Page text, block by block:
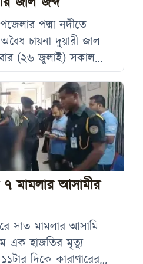
পদ্মা নদীতে
চায়না দুয়ারী জাল
পদ্মা নদীর বিভিন্ন
অভিযানে ৫২ টি
অবৈধ চায়না দুয়ারি জাল
আগুনে পুড়িয়ে ধ্বংস
নেতৃত্বে এ অভিযান
৭ মামলার আসামীর
সাত মামলার আসামি
এক হাজতির মৃত্যু
দিকে কারাগারের